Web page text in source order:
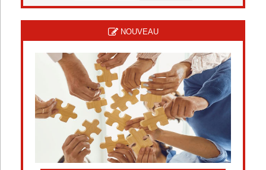
NOUVEAU